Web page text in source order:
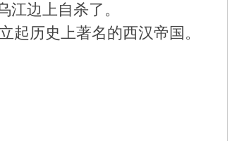
边上自杀了。
起历史上著名的西汉帝国。